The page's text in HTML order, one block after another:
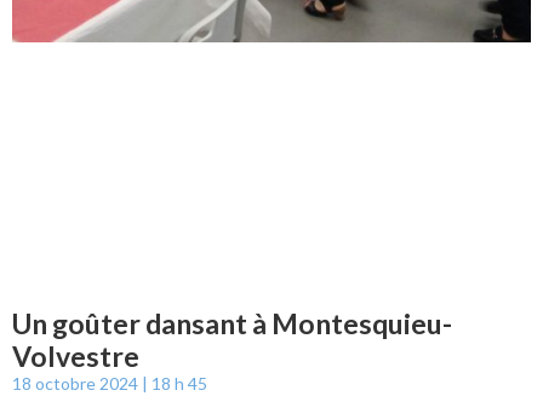
Un goûter dansant à Montesquieu-
Volvestre
18 octobre 2024 18 h 45